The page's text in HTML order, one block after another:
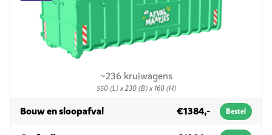
~236 kruiwagens
550 (L) x 230 (B) x 160 (H)
Bouw en sloopafvalin 20m³ €1384,- Bestel